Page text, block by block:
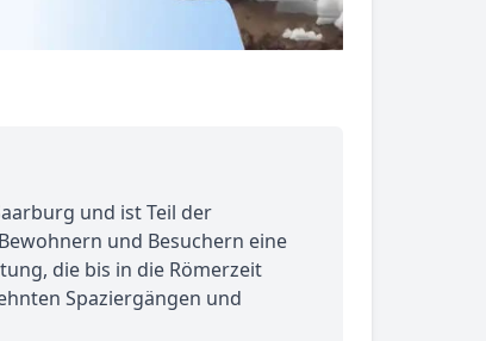
und ist Teil der
und Besuchern eine
die bis in die Römerzeit
Spaziergängen und